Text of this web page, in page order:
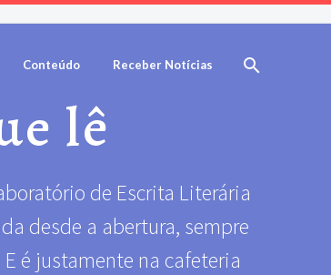
Conteúdo Receber Notícias
lê
de Escrita Literária
desde a abertura, sempre
é justamente na cafeteria